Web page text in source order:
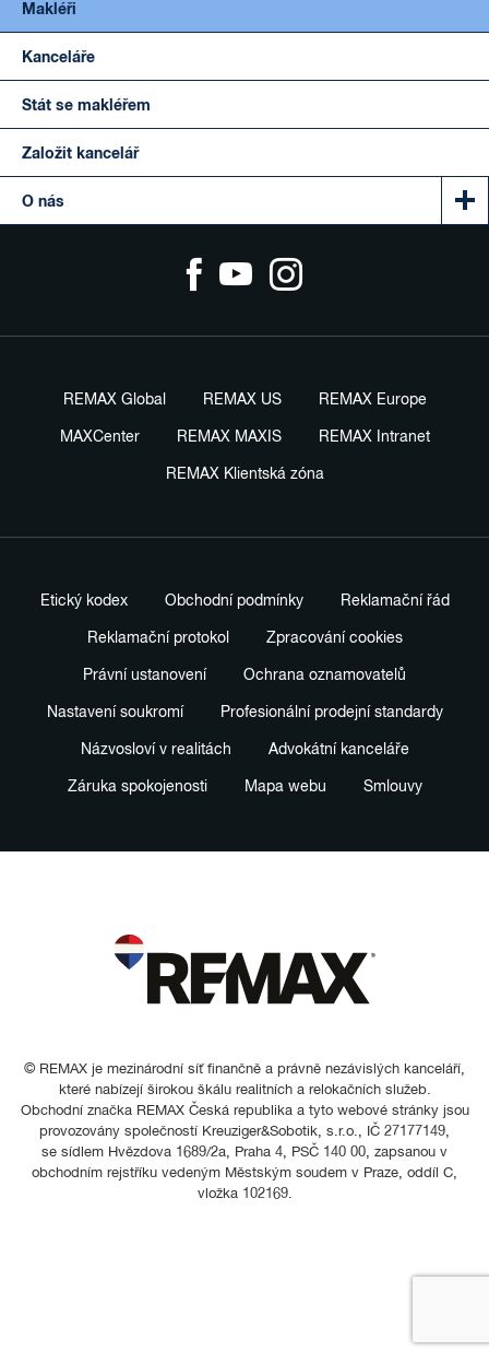
Makléři
Kanceláře
Stát se makléřem
Založit kancelář
O nás
REMAX Global REMAX US REMAX Europe
MAXCenter REMAX MAXIS REMAX Intranet
REMAX Klientská zóna
Etický kodex Obchodní podmínky Reklamační řád
Reklamační protokol Zpracování cookies
Právní ustanovení Ochrana oznamovatelů
Nastavení soukromí Profesionální prodejní standardy
Názvosloví v realitách Advokátní kanceláře
Záruka spokojenosti Mapa webu Smlouvy
© REMAX je mezinárodní síť finančně a právně nezávislých kanceláří,
které nabízejí širokou škálu realitních a relokačních služeb.
Obchodní značka REMAX Česká republika a tyto webové stránky jsou
provozovány společností Kreuziger&Sobotik, s.r.o., IČ 27177149,
se sídlem Hvězdova 1689/2a, Praha 4, PSČ 140 00, zapsanou v
obchodním rejstříku vedeným Městským soudem v Praze, oddíl C,
vložka 102169.